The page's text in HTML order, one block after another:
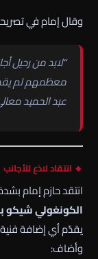
وقال إمام في
“لابد من رحيل
معظمهم لم يقدم
عبد الحميد
🔸 انتقاد لاذع للأجانب
انتقد حازم إمام
الكونغولي شيكو
يقدّم أي إضافة
وأضاف: